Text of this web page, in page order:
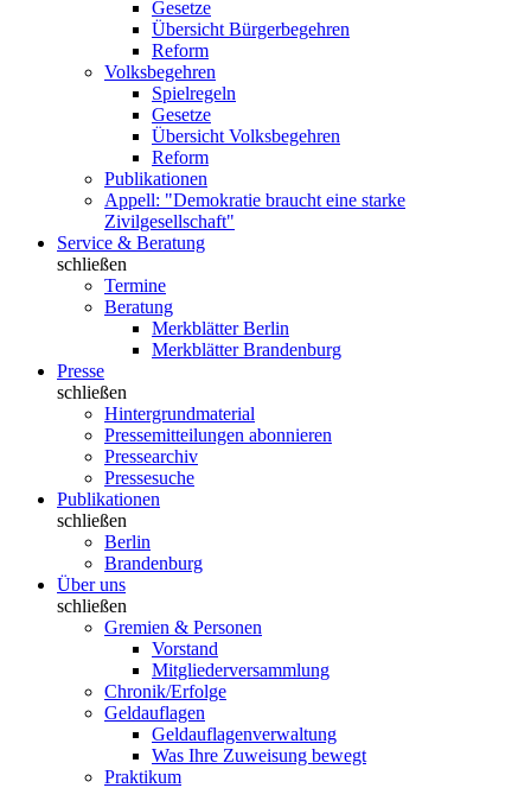
Gesetze
Übersicht Bürgerbegehren
Reform
Volksbegehren
Spielregeln
Gesetze
Übersicht Volksbegehren
Reform
Publikationen
Appell: "Demokratie braucht eine starke
Zivilgesellschaft"
Service & Beratung
schließen
Termine
Beratung
Merkblätter Berlin
Merkblätter Brandenburg
Presse
schließen
Hintergrundmaterial
Pressemitteilungen abonnieren
Pressearchiv
Pressesuche
Publikationen
schließen
Berlin
Brandenburg
Über uns
schließen
Gremien & Personen
Vorstand
Mitgliederversammlung
Chronik/Erfolge
Geldauflagen
Geldauflagenverwaltung
Was Ihre Zuweisung bewegt
Praktikum